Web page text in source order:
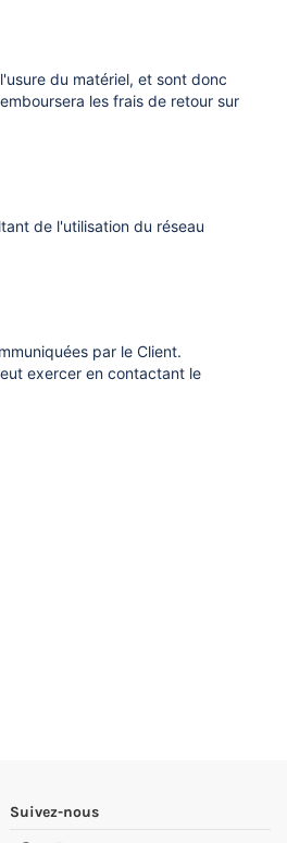
du matériel, et sont donc
les frais de retour sur
de l'utilisation du réseau
par le Client.
exercer en contactant le
Suivez-nous